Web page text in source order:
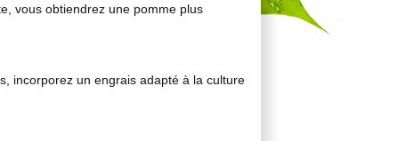
vous obtiendrez une pomme plus
incorporez un engrais adapté à la culture